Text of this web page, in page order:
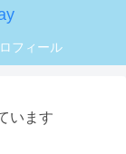
フィール
います